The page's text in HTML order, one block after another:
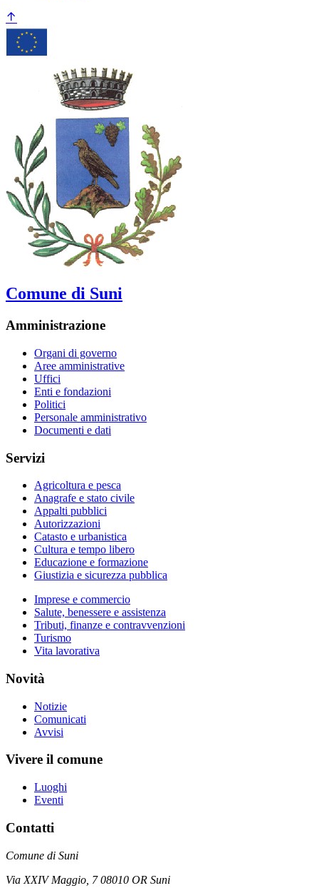
Comune di Suni
Amministrazione
Organi di governo
Aree amministrative
Uffici
Enti e fondazioni
Politici
Personale amministrativo
Documenti e dati
Servizi
Agricoltura e pesca
Anagrafe e stato civile
Appalti pubblici
Autorizzazioni
Catasto e urbanistica
Cultura e tempo libero
Educazione e formazione
Giustizia e sicurezza pubblica
Imprese e commercio
Salute, benessere e assistenza
Tributi, finanze e contravvenzioni
Turismo
Vita lavorativa
Novità
Notizie
Comunicati
Avvisi
Vivere il comune
Luoghi
Eventi
Contatti
Comune di Suni
Via XXIV Maggio, 7 08010 OR Suni